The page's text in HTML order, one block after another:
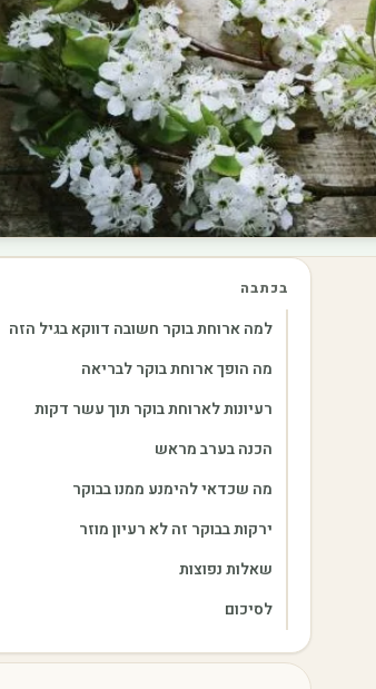
בכתבה
למה ארוחת בוקר חשובה דווקא בגיל הזה
מה הופך ארוחת בוקר לבריאה
רעיונות לארוחת בוקר תוך עשר דקות
הכנה בערב מראש
מה שכדאי להימנע ממנו בבוקר
ירקות בבוקר זה לא רעיון מוזר
שאלות נפוצות
לסיכום